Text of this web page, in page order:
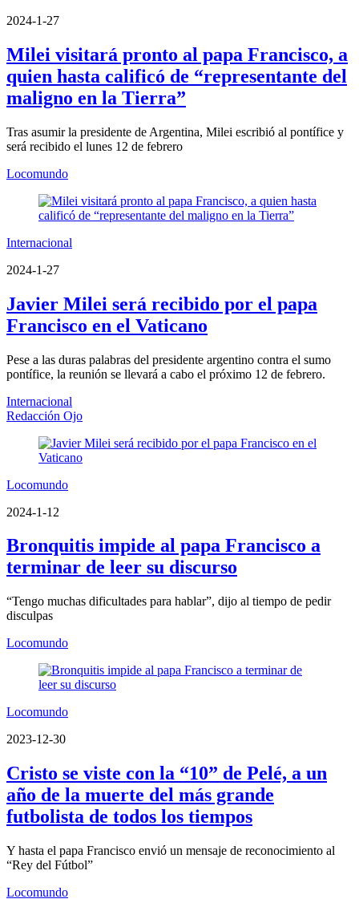
2024-1-27
Milei visitará pronto al papa Francisco, a
quien hasta calificó de “representante del
maligno en la Tierra”
Tras asumir la presidente de Argentina, Milei escribió al pontífice y
será recibido el lunes 12 de febrero
Locomundo
Internacional
2024-1-27
Javier Milei será recibido por el papa
Francisco en el Vaticano
Pese a las duras palabras del presidente argentino contra el sumo
pontífice, la reunión se llevará a cabo el próximo 12 de febrero.
Internacional
Redacción Ojo
Locomundo
2024-1-12
Bronquitis impide al papa Francisco a
terminar de leer su discurso
“Tengo muchas dificultades para hablar”, dijo al tiempo de pedir
disculpas
Locomundo
Locomundo
2023-12-30
Cristo se viste con la “10” de Pelé, a un
año de la muerte del más grande
futbolista de todos los tiempos
Y hasta el papa Francisco envió un mensaje de reconocimiento al
“Rey del Fútbol”
Locomundo